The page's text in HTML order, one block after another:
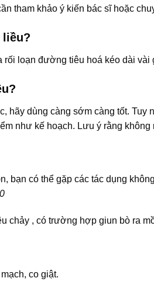
tham khảo ý kiến bác sĩ hoặc
liều?
rối loạn đường tiêu hoá kéo dài
hãy dùng càng sớm càng tốt.
như kế hoạch. Lưu ý rằng
bạn có thể gặp các tác dụng
chảy , có trường hợp giun bò ra
co giật.